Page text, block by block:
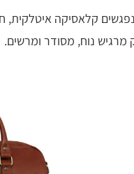
קלאסיקה איטלקית,
מרגיש נוח, מסודר ומרשים.